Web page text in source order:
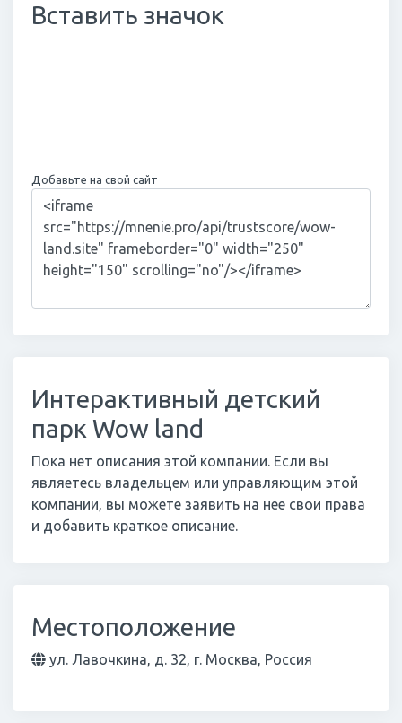
Вставить значок
Добавьте на свой сайт
Интерактивный детский
парк Wow land
Пока нет описания этой компании. Если вы
являетесь владельцем или управляющим этой
компании, вы можете заявить на нее свои права
и добавить краткое описание.
Местоположение
ул. Лавочкина, д. 32, г. Москва, Россия